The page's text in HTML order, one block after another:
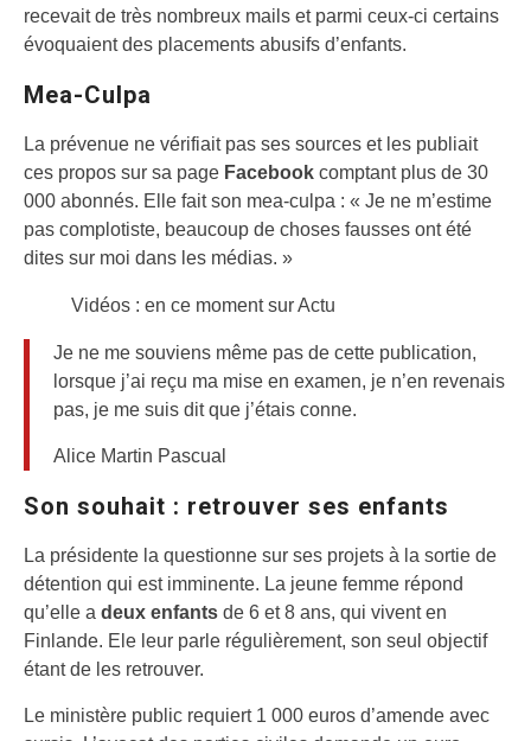
recevait de très nombreux mails et parmi ceux-ci certains
évoquaient des placements abusifs d’enfants.
Mea-Culpa
La prévenue ne vérifiait pas ses sources et les publiait
ces propos sur sa page Facebook comptant plus de 30
000 abonnés. Elle fait son mea-culpa : « Je ne m’estime
pas complotiste, beaucoup de choses fausses ont été
dites sur moi dans les médias. »
Vidéos : en ce moment sur Actu
Je ne me souviens même pas de cette publication,
lorsque j’ai reçu ma mise en examen, je n’en revenais
pas, je me suis dit que j’étais conne.
Alice Martin Pascual
Son souhait : retrouver ses enfants
La présidente la questionne sur ses projets à la sortie de
détention qui est imminente. La jeune femme répond
qu’elle a deux enfants de 6 et 8 ans, qui vivent en
Finlande. Ele leur parle régulièrement, son seul objectif
étant de les retrouver.
Le ministère public requiert 1 000 euros d’amende avec